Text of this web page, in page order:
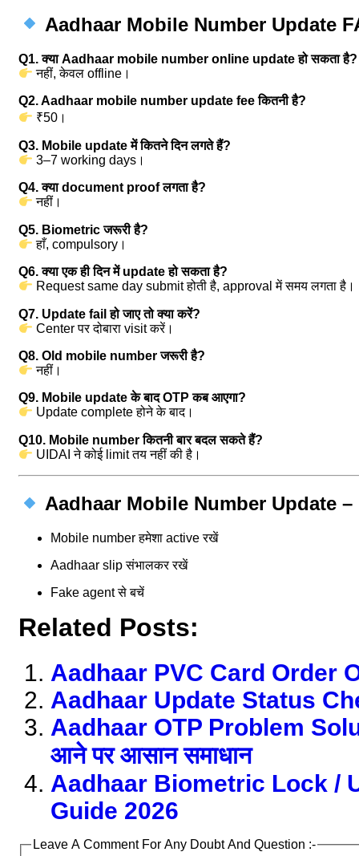
Aadhaar Mobile Number Update
Q1. क्या Aadhaar mobile number online update हो सकता है?
नहीं, केवल offline।
Q2. Aadhaar mobile number update fee कितनी है?
₹50।
Q3. Mobile update में कितने दिन लगते हैं?
3–7 working days।
Q4. क्या document proof लगता है?
नहीं।
Q5. Biometric जरूरी है?
हाँ, compulsory।
Q6. क्या एक ही दिन में update हो सकता है?
Request same day submit होती है, approval में समय लगता है।
Q7. Update fail हो जाए तो क्या करें?
Center पर दोबारा visit करें।
Q8. Old mobile number जरूरी है?
नहीं।
Q9. Mobile update के बाद OTP कब आएगा?
Update complete होने के बाद।
Q10. Mobile number कितनी बार बदल सकते हैं?
UIDAI ने कोई limit तय नहीं की है।
Aadhaar Mobile Number Update
Mobile number हमेशा active रखें
Aadhaar slip संभालकर रखें
Fake agent से बचें
Related Posts:
Aadhaar PVC Card Order
Aadhaar Update Status
Aadhaar OTP Problem
आने पर आसान समाधान
Aadhaar Biometric Lock /
Guide 2026
Leave A Comment For Any Doubt And Question :-